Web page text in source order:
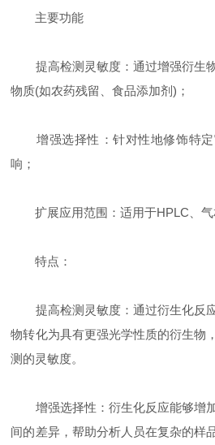
主要功能
提高检测灵敏度‌：通过增强衍生
物质(如农药残留、食品添加剂)；
增强选择性‌：针对性地修饰特定
响；
扩展应用范围‌：适用于HPLC、气
特点：
提高检测灵敏度：通过衍生化反
物转化为具有更强光学性质的衍生物
测的灵敏度。
增强选择性：衍生化反应能够增
间的差异，帮助分析人员在复杂的样